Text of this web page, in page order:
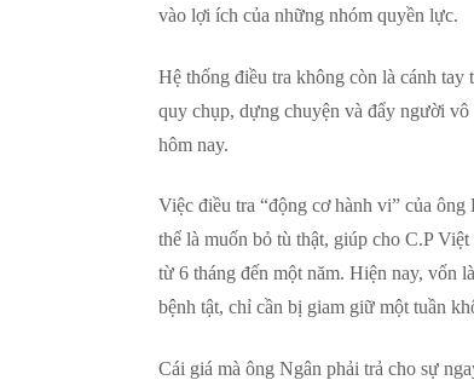
vào lợi ích của những nhóm quyền lực.
Hệ thống điều tra không còn là cánh tay
quy chụp, dựng chuyện và đẩy người
hôm nay.
Việc điều tra “động cơ hành vi” của
thể là muốn bỏ tù thật, giúp cho C.P
từ 6 tháng đến một năm. Hiện nay, vốn
bệnh tật, chỉ cần bị giam giữ một tuần
Cái giá mà ông Ngân phải trả cho sự